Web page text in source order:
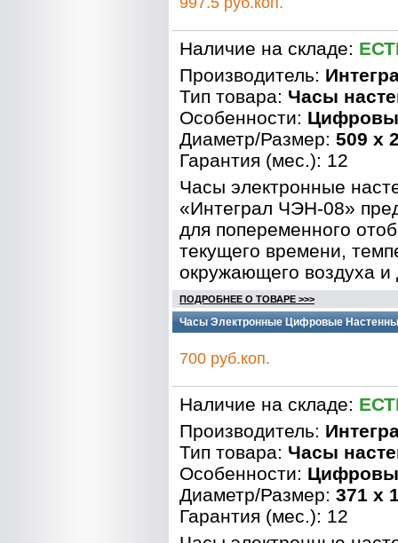
Наличие на складе:
Производитель:
Тип товара: Часы
Особенности:
Диаметр/Размер: 509 x
Гарантия (мес.): 12
Часы электронные
«Интеграл ЧЭН-08»
для попеременного
текущего времени,
окружающего воздуха и
ПОДРОБНЕЕ О ТОВАРЕ >>>
Часы Электронные Цифровые
700 руб.коп.
Наличие на складе:
Производитель:
Тип товара: Часы
Особенности:
Диаметр/Размер: 371 x
Гарантия (мес.): 12